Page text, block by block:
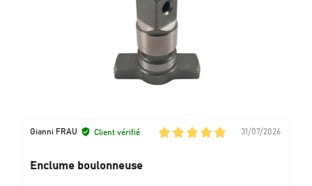
Gianni FRAU Client vérifié 31/07/2026
Enclume boulonneuse